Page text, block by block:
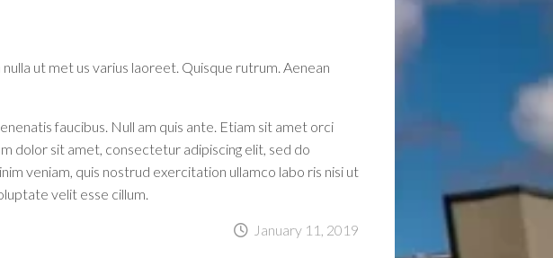
ut met us varius laoreet. Quisque rutrum. Aenean
faucibus. Null am quis ante. Etiam sit amet orci
dolor sit amet, consectetur adipiscing elit, sed do
veniam, quis nostrud exercitation ullamco labo ris nisi ut
velit esse cillum.
January 11, 2019